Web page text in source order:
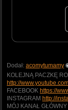
Dodał: acomytumamy
KOLEJNĄ PACZKĘ
http://
FACEBOOK https://
INSTAGRAM http://
MÓJ KANAŁ GŁÓWNY